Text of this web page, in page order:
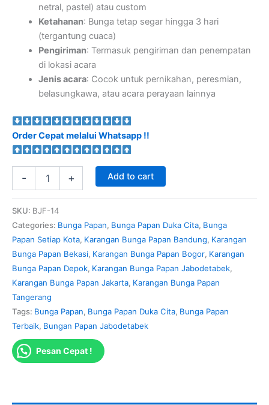
netral, pastel) atau custom
Ketahanan: Bunga tetap segar hingga 3 hari
(tergantung cuaca)
Pengiriman: Termasuk pengiriman dan penempatan
di lokasi acara
Jenis acara: Cocok untuk pernikahan, peresmian,
belasungkawa, atau acara perayaan lainnya
Order Cepat melalui Whatsapp !!
- + Add to cart
SKU: BJF-14
Categories: Bunga Papan, Bunga Papan Duka Cita, Bunga
Papan Setiap Kota, Karangan Bunga Papan Bandung, Karangan
Bunga Papan Bekasi, Karangan Bunga Papan Bogor, Karangan
Bunga Papan Depok, Karangan Bunga Papan Jabodetabek,
Karangan Bunga Papan Jakarta, Karangan Bunga Papan
Tangerang
Tags: Bunga Papan, Bunga Papan Duka Cita, Bunga Papan
Terbaik, Bungan Papan Jabodetabek
Pesan Cepat !